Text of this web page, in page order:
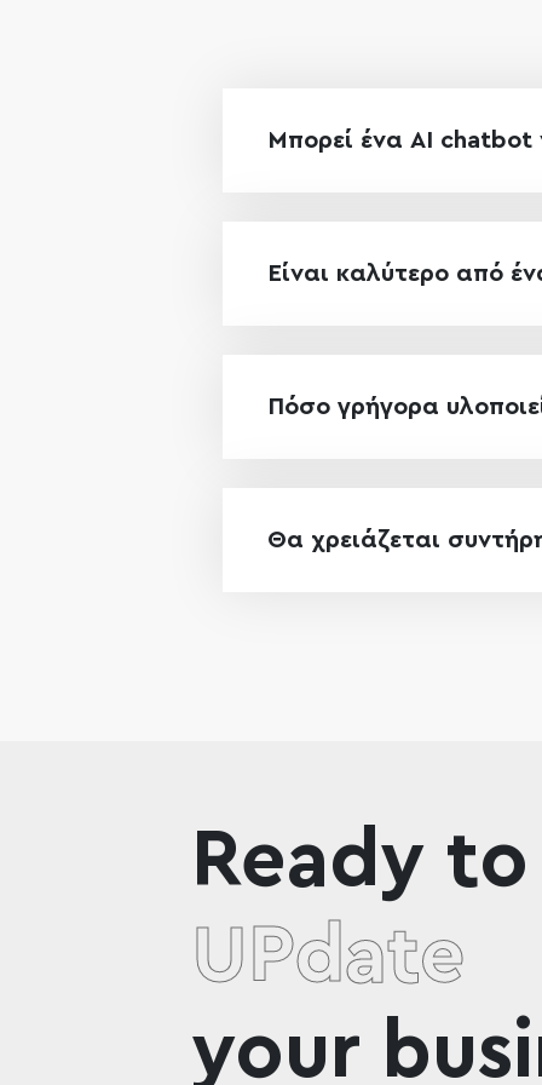
Μπορεί ένα AI
Είναι καλύτερο από
Πόσο γρήγορα
Θα χρειάζεται
Ready to
UPdate
your